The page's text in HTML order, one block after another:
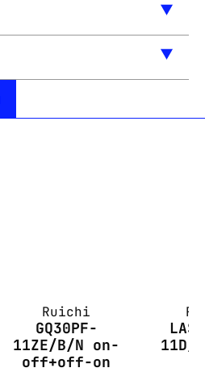
Ruichi
GQ30PF-
11ZE/B/N on-
off+off-on
11D/